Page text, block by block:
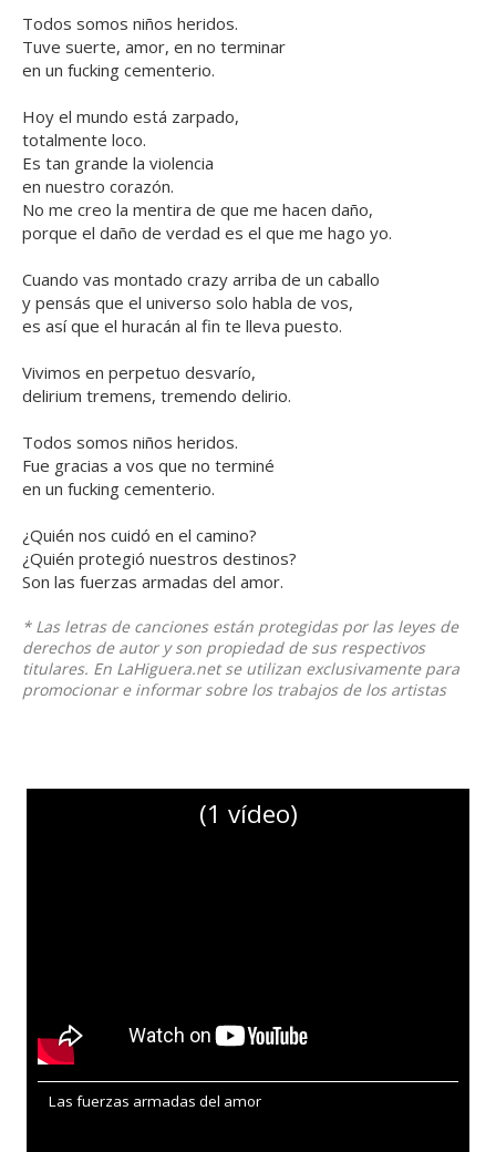
Todos somos niños heridos.
Tuve suerte, amor, en no terminar
en un fucking cementerio.
Hoy el mundo está zarpado,
totalmente loco.
Es tan grande la violencia
en nuestro corazón.
No me creo la mentira de que me hacen daño,
porque el daño de verdad es el que me hago yo.
Cuando vas montado crazy arriba de un caballo
y pensás que el universo solo habla de vos,
es así que el huracán al fin te lleva puesto.
Vivimos en perpetuo desvarío,
delirium tremens, tremendo delirio.
Todos somos niños heridos.
Fue gracias a vos que no terminé
en un fucking cementerio.
¿Quién nos cuidó en el camino?
¿Quién protegió nuestros destinos?
Son las fuerzas armadas del amor.
* Las letras de canciones están protegidas por las leyes de
derechos de autor y son propiedad de sus respectivos
titulares. En LaHiguera.net se utilizan exclusivamente para
promocionar e informar sobre los trabajos de los artistas
(1 vídeo)
Las fuerzas armadas del amor